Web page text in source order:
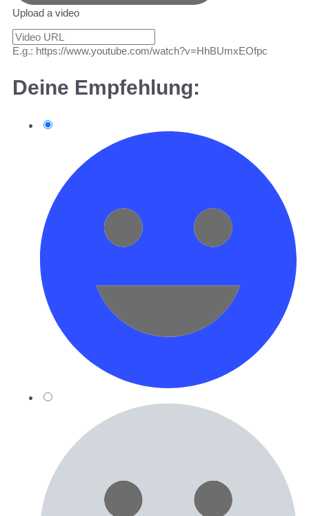
Upload a video
E.g.: https://www.youtube.com/watch?v=HhBUmxEOfpc
Deine Empfehlung: